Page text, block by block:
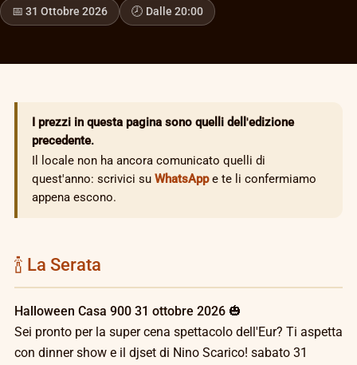
📅 31 Ottobre 2026 🕗 Dalle 20:00
I prezzi in questa pagina sono quelli dell'edizione
precedente.
Il locale non ha ancora comunicato quelli di
quest'anno: scrivici su WhatsAppe te li confermiamo
appena escono.
🍾 La Serata
Halloween Casa 900 31 ottobre 2026 🎃
Sei pronto per la super cena spettacolo dell'Eur? Ti aspetta
con dinner show e il djset di Nino Scarico! sabato 31